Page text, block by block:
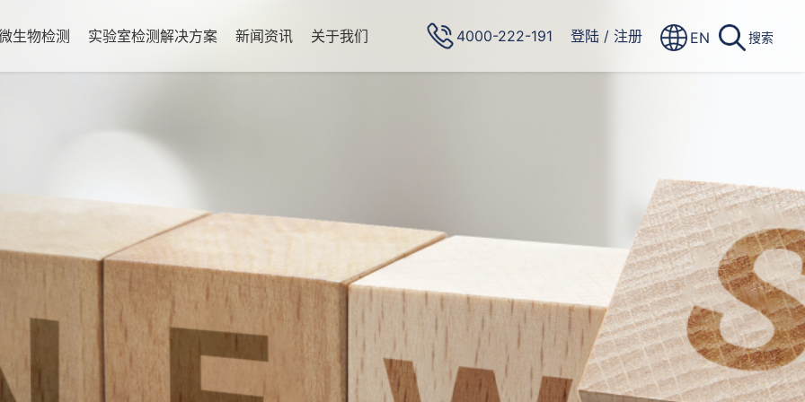
生物检测 实验室检测解决方案 新闻资讯 关于我们 4000-222-191 登陆 / 注册 EN 搜索